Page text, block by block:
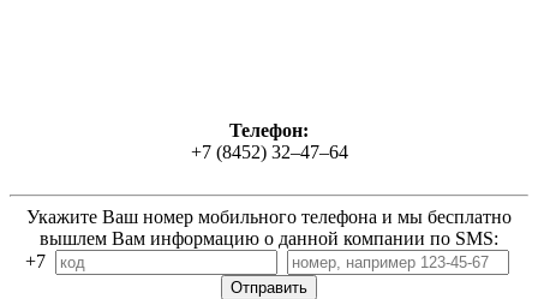
Телефон:
+7 (8452) 32–47–64
Укажите Ваш номер мобильного телефона и мы бесплатно
вышлем Вам информацию о данной компании по SMS:
+7